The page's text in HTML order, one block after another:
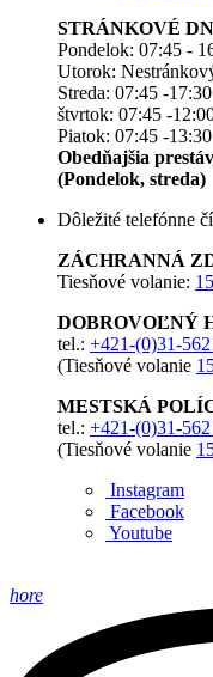
STRÁNKOVÉ
Pondelok: 07:45 -
Utorok:
Streda: 07:45 -17:30
štvrtok: 07:45 -
Piatok: 07:45 -13:30
Obedňajšia
(Pondelok, streda)
Dôležité telefónne
ZÁCHRANNÁ
Tiesňové volanie:
DOBROVOĽNÝ
tel.: +421-(0)31-
(Tiesňové volanie
MESTSKÁ
tel.: +421-(0)31-
(Tiesňové volanie
Instagram
Facebook
Youtube
hore